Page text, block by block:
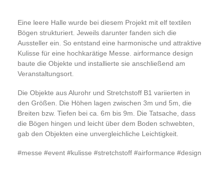
Eine leere Halle wurde bei diesem Projekt mit elf textilen
Bögen strukturiert. Jeweils darunter fanden sich die
Aussteller ein. So entstand eine harmonische und attraktive
Kulisse für eine hochkarätige Messe. airformance design
baute die Objekte und installierte sie anschließend am
Veranstaltungsort.
Die Objekte aus Alurohr und Stretchstoff B1 variierten in
den Größen. Die Höhen lagen zwischen 3m und 5m, die
Breiten bzw. Tiefen bei ca. 6m bis 9m. Die Tatsache, dass
die Bögen hingen und leicht über dem Boden schwebten,
gab den Objekten eine unvergleichliche Leichtigkeit.
#messe #event #kulisse #stretchstoff #airformance #design